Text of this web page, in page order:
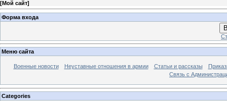
[Мой сайт]
Форма входа
Меню сайта
Военные новости Неуставные отношения в армии Статьи и рассказы
Связь с
Categories